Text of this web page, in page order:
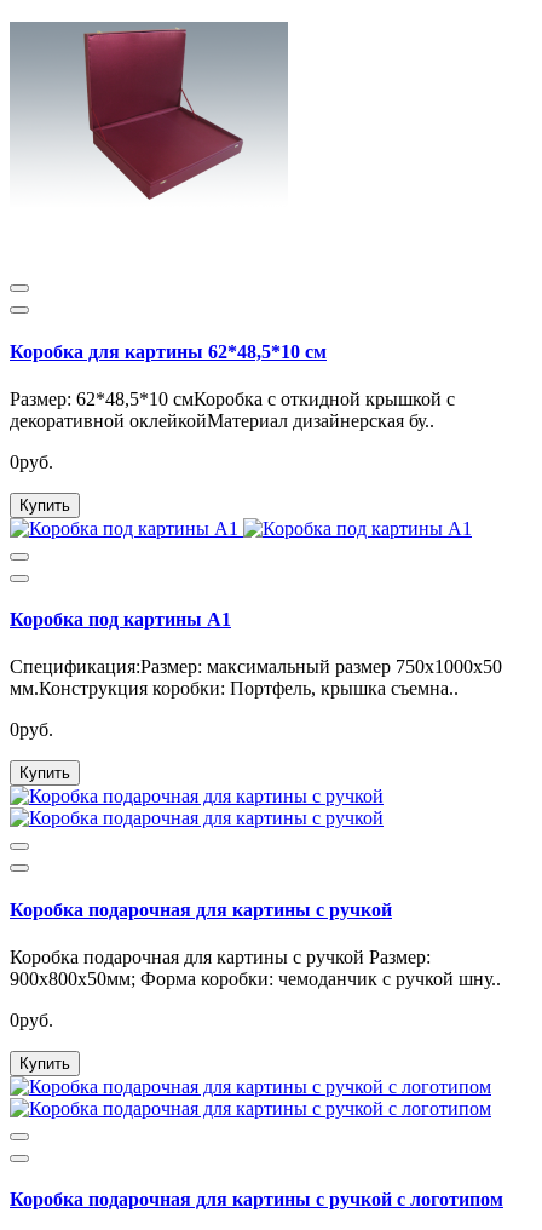
Коробка для картины 62*48,5*10 см
Размер: 62*48,5*10 смКоробка с откидной крышкой с
декоративной оклейкойМатериал дизайнерская бу..
0руб.
Купить
Коробка под картины А1
Спецификация:Размер: максимальный размер 750х1000х50
мм.Конструкция коробки: Портфель, крышка съемна..
0руб.
Купить
Коробка подарочная для картины с ручкой
Коробка подарочная для картины с ручкой Размер:
900х800х50мм; Форма коробки: чемоданчик с ручкой шну..
0руб.
Купить
Коробка подарочная для картины с ручкой с логотипом